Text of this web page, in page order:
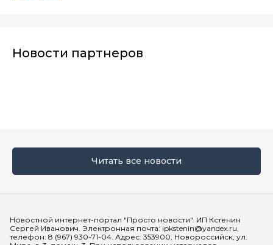
Новости партнеров
Читать все новости
Новостной интернет-портал "Просто новости". ИП Кстенин
Сергей Иванович. Электронная почта: ipkstenin@yandex.ru,
телефон: 8 (967) 930-71-04. Адрес: 353900, Новороссийск, ул.